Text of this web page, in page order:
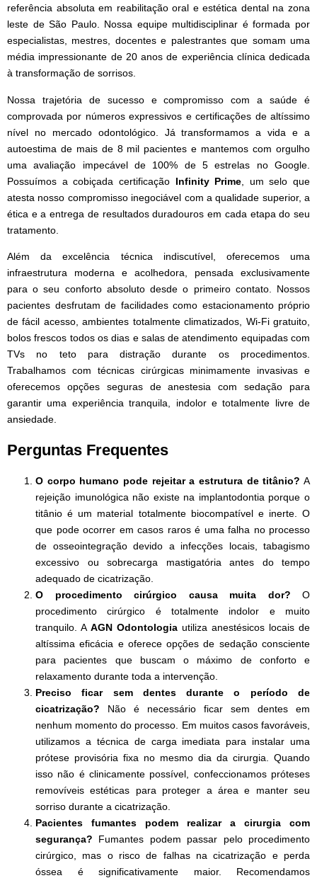
referência absoluta em reabilitação oral e estética dental na zona
leste de São Paulo. Nossa equipe multidisciplinar é formada por
especialistas, mestres, docentes e palestrantes que somam uma
média impressionante de 20 anos de experiência clínica dedicada
à transformação de sorrisos.
Nossa trajetória de sucesso e compromisso com a saúde é
comprovada por números expressivos e certificações de altíssimo
nível no mercado odontológico. Já transformamos a vida e a
autoestima de mais de 8 mil pacientes e mantemos com orgulho
uma avaliação impecável de 100% de 5 estrelas no Google.
Possuímos a cobiçada certificação Infinity Prime , um selo que
atesta nosso compromisso inegociável com a qualidade superior, a
ética e a entrega de resultados duradouros em cada etapa do seu
tratamento.
Além da excelência técnica indiscutível, oferecemos uma
infraestrutura moderna e acolhedora, pensada exclusivamente
para o seu conforto absoluto desde o primeiro contato. Nossos
pacientes desfrutam de facilidades como estacionamento próprio
de fácil acesso, ambientes totalmente climatizados, Wi-Fi gratuito,
bolos frescos todos os dias e salas de atendimento equipadas com
TVs no teto para distração durante os procedimentos.
Trabalhamos com técnicas cirúrgicas minimamente invasivas e
oferecemos opções seguras de anestesia com sedação para
garantir uma experiência tranquila, indolor e totalmente livre de
ansiedade.
Perguntas Frequentes
O corpo humano pode rejeitar a estrutura de titânio? A
rejeição imunológica não existe na implantodontia porque o
titânio é um material totalmente biocompatível e inerte. O
que pode ocorrer em casos raros é uma falha no processo
de osseointegração devido a infecções locais, tabagismo
excessivo ou sobrecarga mastigatória antes do tempo
adequado de cicatrização.
O procedimento cirúrgico causa muita dor? O
procedimento cirúrgico é totalmente indolor e muito
tranquilo. A AGN Odontologia utiliza anestésicos locais de
altíssima eficácia e oferece opções de sedação consciente
para pacientes que buscam o máximo de conforto e
relaxamento durante toda a intervenção.
Preciso ficar sem dentes durante o período de
cicatrização? Não é necessário ficar sem dentes em
nenhum momento do processo. Em muitos casos favoráveis,
utilizamos a técnica de carga imediata para instalar uma
prótese provisória fixa no mesmo dia da cirurgia. Quando
isso não é clinicamente possível, confeccionamos próteses
removíveis estéticas para proteger a área e manter seu
sorriso durante a cicatrização.
Pacientes fumantes podem realizar a cirurgia com
segurança? Fumantes podem passar pelo procedimento
cirúrgico, mas o risco de falhas na cicatrização e perda
óssea é significativamente maior. Recomendamos